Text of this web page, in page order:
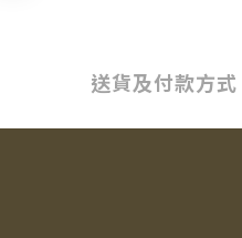
送貨及付款方式